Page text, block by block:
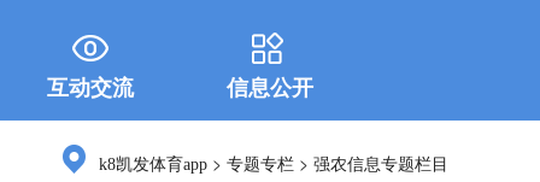
互动交流 信息公开
k8凯发体育app >专题专栏 >强农信息专题栏目